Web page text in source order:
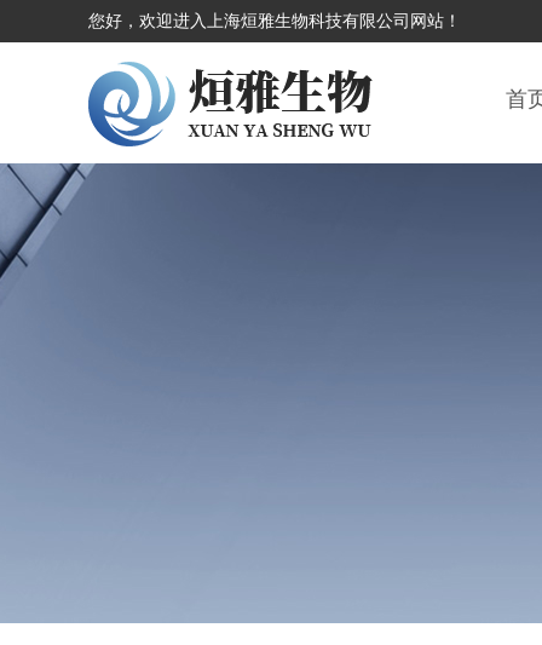
您好，欢迎进入上海烜雅生物科技有限公司网站！
首